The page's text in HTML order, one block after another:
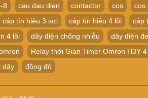
8 cau dau dien contactor cos cos
cáp tín hiệu 3 sợi cáp tín hiệu 4 lõi cáp
4 lõi dây điện chống nhiễu dây điện
Relay thời Gian Timer Omron H3Y-
dây đồng đỏ